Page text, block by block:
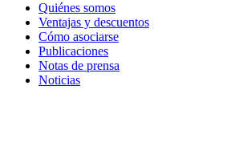
Quiénes somos
Ventajas y descuentos
Cómo asociarse
Publicaciones
Notas de prensa
Noticias